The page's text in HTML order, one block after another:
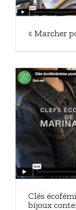
« Marcher
Clés
bijoux